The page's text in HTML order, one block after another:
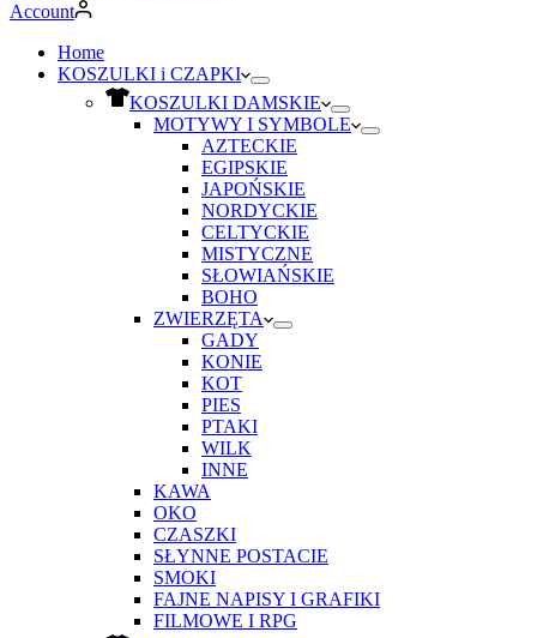
Account
Home
KOSZULKI i CZAPKI
KOSZULKI DAMSKIE
MOTYWY I SYMBOLE
AZTECKIE
EGIPSKIE
JAPOŃSKIE
NORDYCKIE
CELTYCKIE
MISTYCZNE
SŁOWIAŃSKIE
BOHO
ZWIERZĘTA
GADY
KONIE
KOT
PIES
PTAKI
WILK
INNE
KAWA
OKO
CZASZKI
SŁYNNE POSTACIE
SMOKI
FAJNE NAPISY I GRAFIKI
FILMOWE I RPG